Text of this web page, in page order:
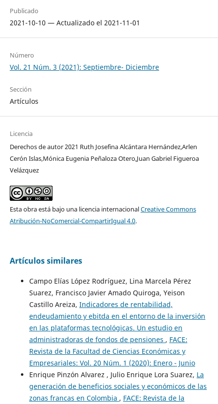
Publicado
2021-10-10 — Actualizado el 2021-11-01
Número
Vol. 21 Núm. 3 (2021): Septiembre- Diciembre
Sección
Artículos
Licencia
Derechos de autor 2021 Ruth Josefina Alcántara Hernández,Arlen
Cerón Islas,Mónica Eugenia Peñaloza Otero,Juan Gabriel Figueroa
Velázquez
Esta obra está bajo una licencia internacionalCreative Commons
Atribución-NoComercial-CompartirIgual 4.0.
Artículos similares
Campo Elías López Rodríguez, Lina Marcela Pérez
Suarez, Francisco Javier Amado Quiroga, Yeison
Castillo Areiza, Indicadores de rentabilidad,
endeudamiento y ebitda en el entorno de la inversión
en las plataformas tecnológicas. Un estudio en
administradoras de fondos de pensiones , FACE:
Revista de la Facultad de Ciencias Económicas y
Empresariales: Vol. 20 Núm. 1 (2020): Enero - Junio
Enrique Pinzón Alvarez , Julio Enrique Lora Suarez, La
generación de beneficios sociales y económicos de las
zonas francas en Colombia , FACE: Revista de la